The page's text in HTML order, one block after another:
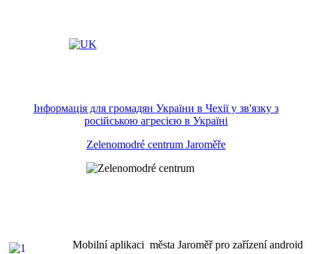
Інформація для громадян України в Чехії у зв'язку з
російською агресією в Україні
Zelenomodré centrum Jaroměře
Mobilní aplikaci města Jaroměř pro zařízení android